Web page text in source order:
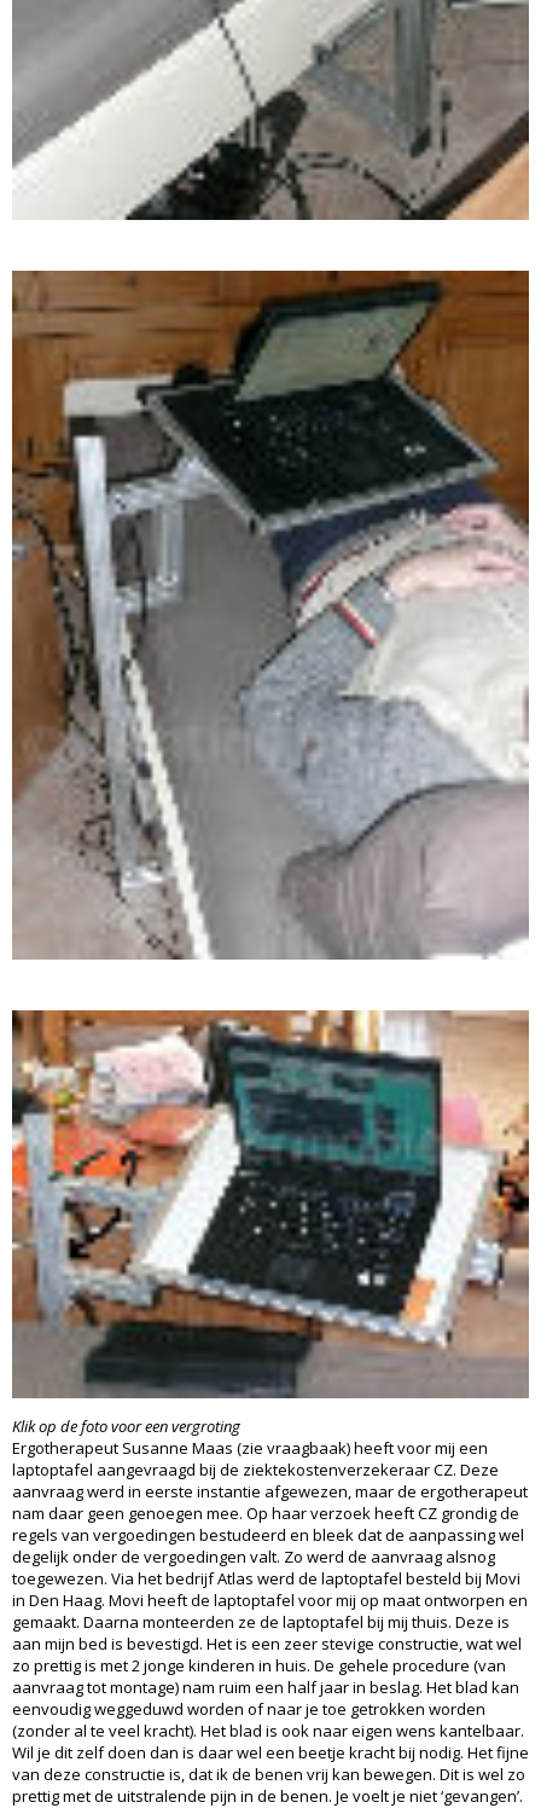
Klik op de foto voor een vergroting
Ergotherapeut Susanne Maas (zie vraagbaak) heeft voor mij een
laptoptafel aangevraagd bij de ziektekostenverzekeraar CZ. Deze
aanvraag werd in eerste instantie afgewezen, maar de ergotherapeut
nam daar geen genoegen mee. Op haar verzoek heeft CZ grondig de
regels van vergoedingen bestudeerd en bleek dat de aanpassing wel
degelijk onder de vergoedingen valt. Zo werd de aanvraag alsnog
toegewezen. Via het bedrijf Atlas werd de laptoptafel besteld bij Movi
in Den Haag. Movi heeft de laptoptafel voor mij op maat ontworpen en
gemaakt. Daarna monteerden ze de laptoptafel bij mij thuis. Deze is
aan mijn bed is bevestigd. Het is een zeer stevige constructie, wat wel
zo prettig is met 2 jonge kinderen in huis. De gehele procedure (van
aanvraag tot montage) nam ruim een half jaar in beslag. Het blad kan
eenvoudig weggeduwd worden of naar je toe getrokken worden
(zonder al te veel kracht). Het blad is ook naar eigen wens kantelbaar.
Wil je dit zelf doen dan is daar wel een beetje kracht bij nodig. Het fijne
van deze constructie is, dat ik de benen vrij kan bewegen. Dit is wel zo
prettig met de uitstralende pijn in de benen. Je voelt je niet ‘gevangen’.